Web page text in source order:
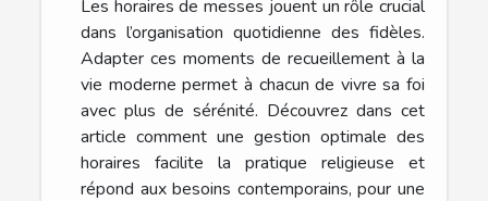
Les horaires de messes jouent un rôle crucial
dans l’organisation quotidienne des fidèles.
Adapter ces moments de recueillement à la
vie moderne permet à chacun de vivre sa foi
avec plus de sérénité. Découvrez dans cet
article comment une gestion optimale des
horaires facilite la pratique religieuse et
répond aux besoins contemporains, pour une